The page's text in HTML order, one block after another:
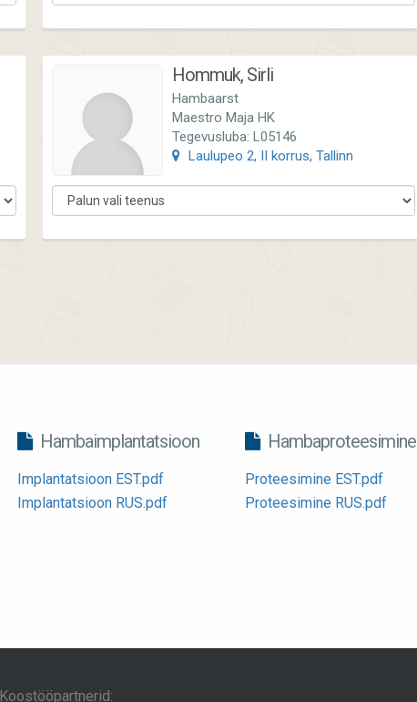
Hommuk, Sirli
Hambaarst
Maestro Maja HK
Tegevusluba: L05146
Laulupeo 2, II korrus, Tallinn
Hambaimplantatsioon
Implantatsioon EST.pdf
Implantatsioon RUS.pdf
Hambaproteesimine
Proteesimine EST.pdf
Proteesimine RUS.pdf
Koostööpartnerid: